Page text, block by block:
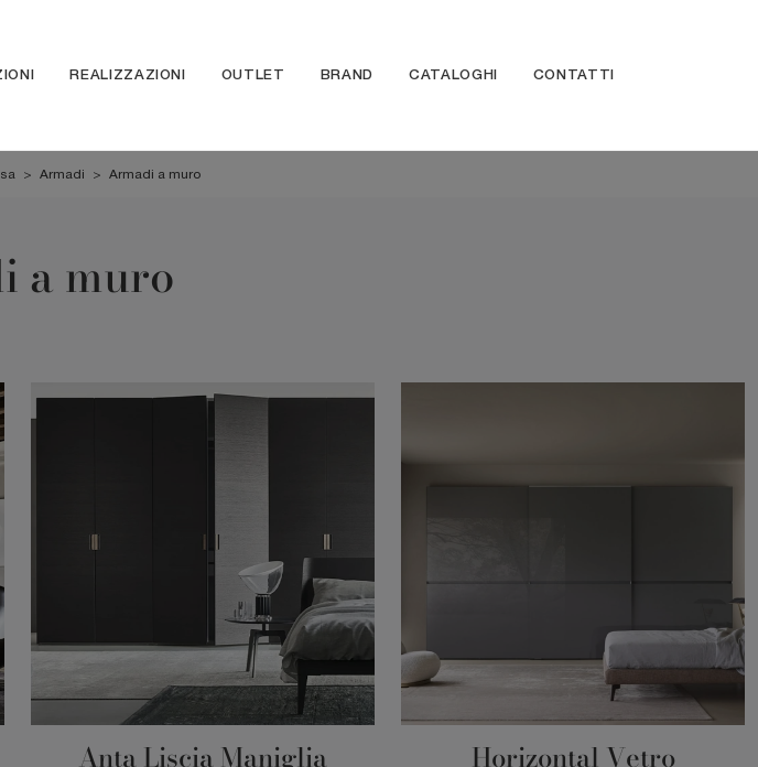
REALIZZAZIONI OUTLET BRAND CATALOGHI CONTATTI
> Armadi > Armadi a muro
a muro
Anta Liscia Maniglia Horizontal Vetro